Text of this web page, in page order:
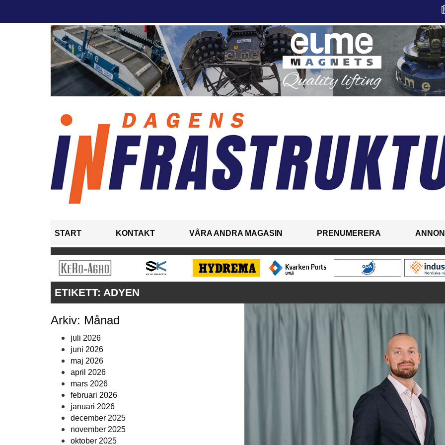
START KONTAKT VÅRA ANDRA MAGASIN PRENUMERERA
ETIKETT: ADYEN
Arkiv: Månad
juli 2026
juni 2026
maj 2026
april 2026
mars 2026
februari 2026
januari 2026
december 2025
november 2025
oktober 2025